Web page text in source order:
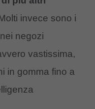
invece sono i
negozi
vastissima,
in gomma fino a